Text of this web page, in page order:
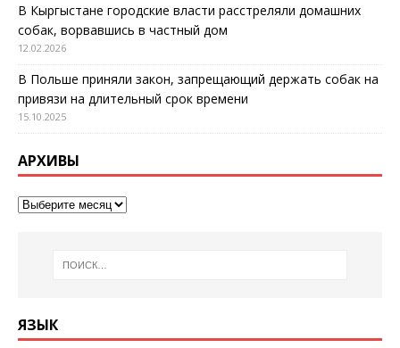
В Кыргыстане городские власти расстреляли домашних
собак, ворвавшись в частный дом
12.02.2026
В Польше приняли закон, запрещающий держать собак на
привязи на длительный срок времени
15.10.2025
АРХИВЫ
ЯЗЫК